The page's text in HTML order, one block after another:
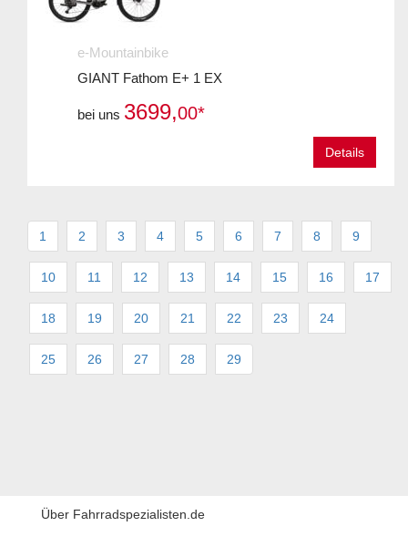
e-Mountainbike
GIANT Fathom E+ 1 EX
bei uns 3699,00*
Details
1 2 3 4 5 6 7 8 9
10 11 12 13 14 15 16 17
18 19 20 21 22 23 24
25 26 27 28 29
Über Fahrradspezialisten.de